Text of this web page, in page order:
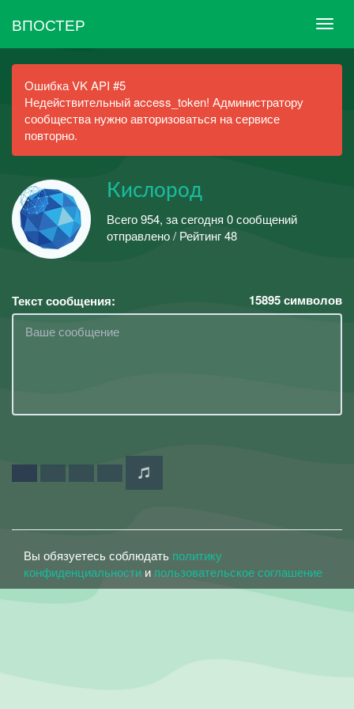
ВПОСТЕР
Ошибка VK API #5
Недействительный access_token! Администратору
сообщества нужно авторизоваться на сервисе
повторно.
Кислород
Всего 954, за сегодня 0 сообщений
отправлено / Рейтинг 48
Текст сообщения: 15895символов
Вы обязуетесь соблюдать политику
конфиденциальности и пользовательское соглашение